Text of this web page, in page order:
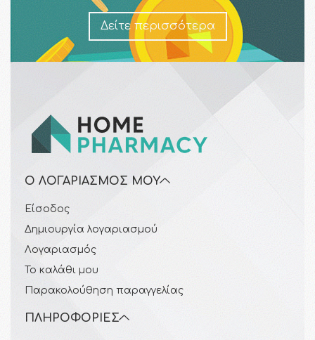
Δείτε περισσότερα
Ο ΛΟΓΑΡΙΑΣΜΌΣ ΜΟΥ
Είσοδος
Δημιουργία λογαριασμού
Λογαριασμός
Το καλάθι μου
Παρακολούθηση παραγγελίας
ΠΛΗΡΟΦΟΡΊΕΣ